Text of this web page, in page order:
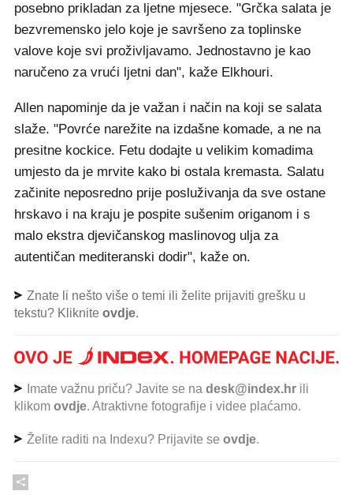
posebno prikladan za ljetne mjesece. "Grčka salata je
bezvremensko jelo koje je savršeno za toplinske
valove koje svi proživljavamo. Jednostavno je kao
naručeno za vrući ljetni dan", kaže Elkhouri.
Allen napominje da je važan i način na koji se salata
slaže. "Povrće narežite na izdašne komade, a ne na
presitne kockice. Fetu dodajte u velikim komadima
umjesto da je mrvite kako bi ostala kremasta. Salatu
začinite neposredno prije posluživanja da sve ostane
hrskavo i na kraju je pospite sušenim origanom i s
malo ekstra djevičanskog maslinovog ulja za
autentičan mediteranski dodir", kaže on.
Znate li nešto više o temi ili želite prijaviti grešku u
tekstu? Kliknite ovdje.
Imate važnu priču? Javite se na desk@index.hr ili
klikom ovdje. Atraktivne fotografije i videe plaćamo.
Želite raditi na Indexu? Prijavite se ovdje.